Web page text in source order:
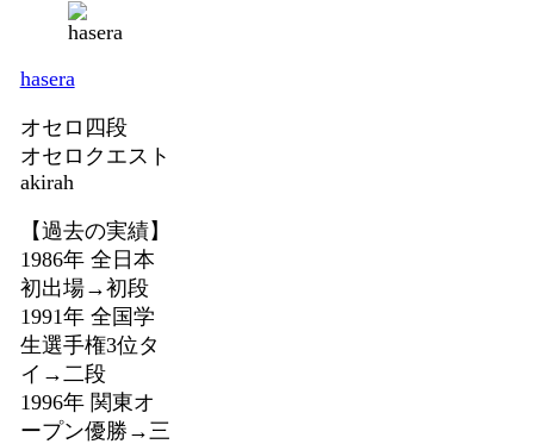
hasera
オセロ四段
オセロクエスト
akirah
【過去の実績】
1986年 全日本
初出場→初段
1991年 全国学
生選手権3位タ
イ→二段
1996年 関東オ
ープン優勝→三